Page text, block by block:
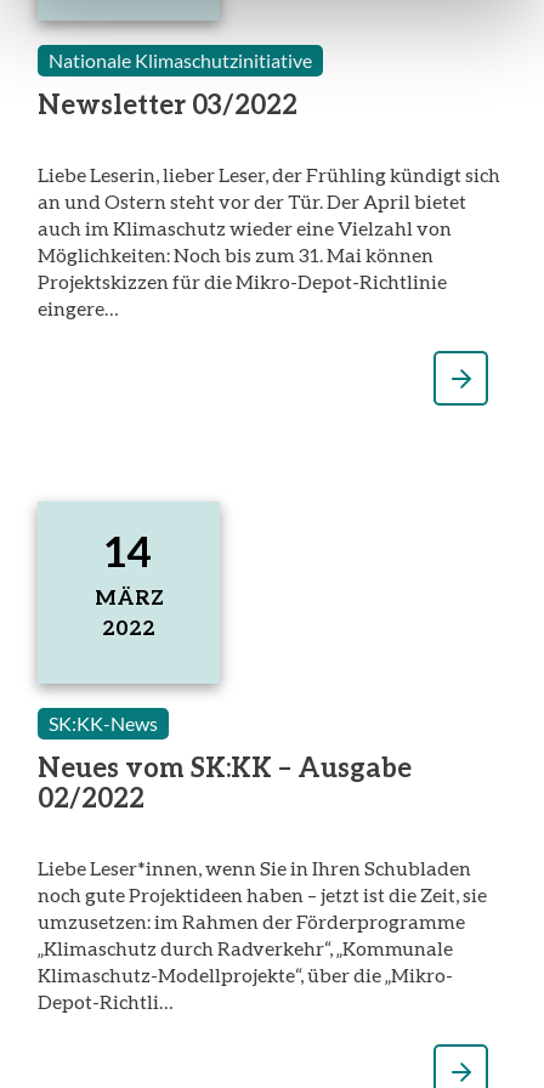
April
2022
Nationale Klimaschutzinitiative
Newsletter 03/2022
Liebe Leserin, lieber Leser, der Frühling kündigt sich
an und Ostern steht vor der Tür. Der April bietet
auch im Klimaschutz wieder eine Vielzahl von
Möglichkeiten: Noch bis zum 31. Mai können
Projektskizzen für die Mikro-Depot-Richtlinie
eingere…
14
MÄRZ
2022
März
2022
SK:KK-News
Neues vom SK:KK – Ausgabe
02/2022
Liebe Leser*innen, wenn Sie in Ihren Schubladen
noch gute Projektideen haben – jetzt ist die Zeit, sie
umzusetzen: im Rahmen der Förderprogramme
„Klimaschutz durch Radverkehr“, „Kommunale
Klimaschutz-Modellprojekte“, über die „Mikro-
Depot-Richtli…